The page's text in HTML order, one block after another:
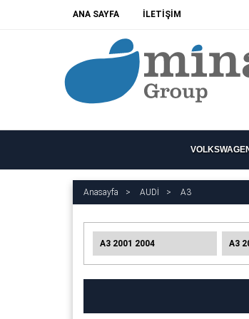
ANA SAYFA İLETİŞİM
Anasayfa AUDİ A3
A3 2001 2004 A3